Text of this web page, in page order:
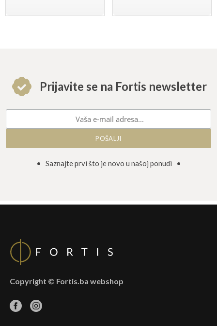
Prijavite se na Fortis newsletter
• Saznajte prvi što je novo u našoj ponudi •
Copyright © Fortis.ba webshop